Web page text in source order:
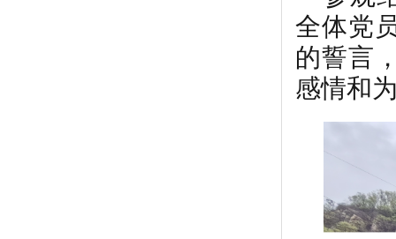
全体党
的誓言
感情和